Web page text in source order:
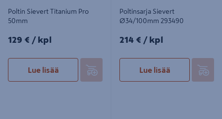
Poltin Sievert Titanium Pro
50mm
129€/kpl
129 € / kpl
Lue lisää
Poltinsarja Sievert
Ø34/100mm 293490
214€/kpl
214 € / kpl
Lue lisää